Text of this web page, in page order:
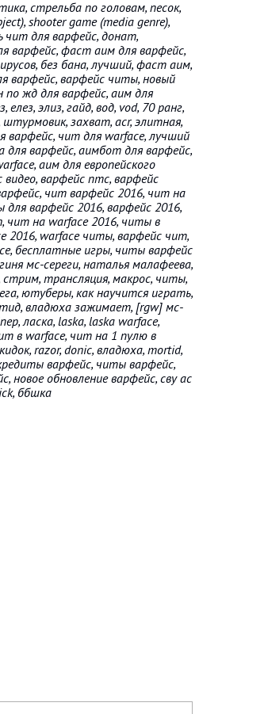
стрельба по головам, песок,
shooter game (media genre),
чит для варфейс, донат,
варфейс, фаст аим для варфейс,
без бана, лучший, фаст аим,
варфейс, варфейс читы, новый
по жд для варфейс, аим для
елез, элиз, гайд, вод, vod, 70 ранг,
захват, acr, элитная,
варфейс, чит для warface, лучший
варфейс, аимбот для варфейс,
аим для европейского
видео, варфейс птс, варфейс
чит варфейс 2016, чит на
варфейс 2016, варфейс 2016,
чит на warface 2016, читы в
2016, warface читы, варфейс чит,
бесплатные игры, читы варфейс
мс-сереги, наталья малафеева,
стрим, трансляция, макрос, читы,
ютуберы, как научится играть,
владюха зажимает, [rgw] мс-
ласка, laska, laska warface,
в warface, чит на 1 пулю в
razor, donic, владюха, mortid,
варфейс, читы варфейс,
новое обновление варфейс, сву ас
ббшка